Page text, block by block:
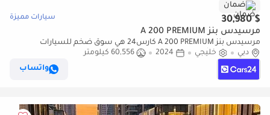
ضمان
$ 30,980 سيارات مميزة
مرسيدس بنز A 200 PREMIUM
مرسيدس بنز A 200 PREMIUM كارس24 هي سوق ضخم للسيارات
المستعملة موثوق ومضمون ٪كارس24 هي سوق ضخم للسيارات
المستعملة موثوق ومضمون
دبي خليجي 2024
60,556 كيلومتر
واتساب